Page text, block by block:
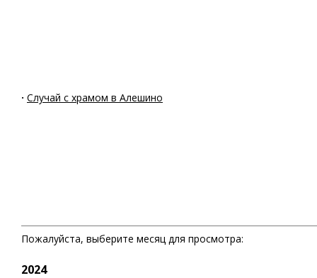
· Случай с храмом в Алешино
Пожалуйста, выберите месяц для просмотра:
2024